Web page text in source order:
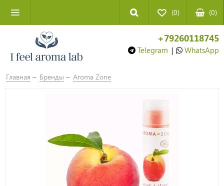
(0) (0)
+79260118745
Telegram | WhatsApp
Главная Бренды Aroma Zone